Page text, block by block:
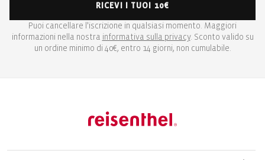
RICEVI I TUOI 10€
Puoi cancellare l'iscrizione in qualsiasi momento. Maggiori
informazioni nella nostra informativa sulla privacy. Sconto valido su
un ordine minimo di 40€, entro 14 giorni, non cumulabile.